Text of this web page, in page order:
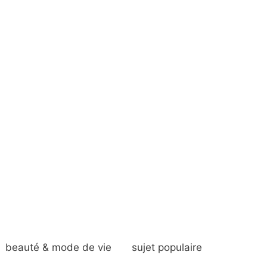
beauté & mode de vie sujet populaire